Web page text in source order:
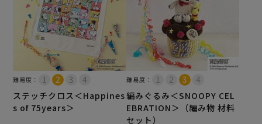
難易度：
ステッチクロス＜Happines
s of 75years＞
難易度：
編みぐるみ＜SNOOPY CEL
EBRATION＞（編み物 材料
セット）